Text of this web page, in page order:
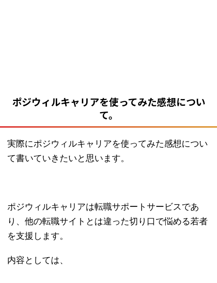
ポジウィルキャリアを使ってみた感想につい
て。
実際にポジウィルキャリアを使ってみた感想につい
て書いていきたいと思います。
ポジウィルキャリアは転職サポートサービスであ
り、他の転職サイトとは違った切り口で悩める若者
を支援します。
内容としては、